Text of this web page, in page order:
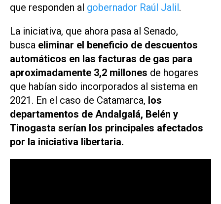
que responden al gobernador Raúl Jalil.
La iniciativa, que ahora pasa al Senado,
busca eliminar el beneficio de descuentos
automáticos en las facturas de gas para
aproximadamente 3,2 millones de hogares
que habían sido incorporados al sistema en
2021. En el caso de Catamarca, los
departamentos de Andalgalá, Belén y
Tinogasta serían los principales afectados
por la iniciativa libertaria.